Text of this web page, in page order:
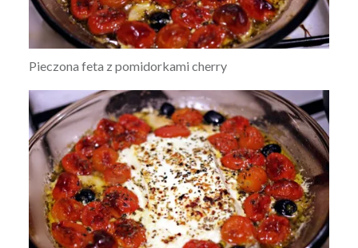
Pieczona feta z pomidorkami cherry